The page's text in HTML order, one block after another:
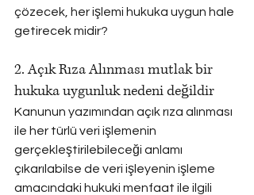
çözecek, her işlemi hukuka uygun hale
getirecek midir?
2. Açık Rıza Alınması mutlak bir
hukuka uygunluk nedeni değildir
Kanunun yazımından açık rıza alınması
ile her türlü veri işlemenin
gerçekleştirilebileceği anlamı
çıkarılabilse de veri işleyenin işleme
amacındaki hukuki menfaat ile ilgili